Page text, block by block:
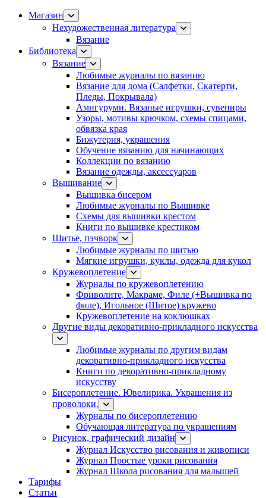
Магазин
Нехудожественная литература
Вязание
Библиотека
Вязание
Любимые журналы по вязанию
Вязание для дома (Салфетки, Скатерти,
Пледы, Покрывала)
Амигуруми. Вязаные игрушки, сувениры
Узоры, мотивы крючком, схемы спицами,
обвязка края
Бижутерия, украшения
Обучение вязанию для начинающих
Коллекции по вязанию
Вязание одежды, аксессуаров
Вышивание
Вышивка бисером
Любимые журналы по Вышивке
Схемы для вышивки крестом
Книги по вышивке крестиком
Шитье, пэчворк
Любимые журналы по шитью
Мягкие игрушки, куклы, одежда для кукол
Кружевоплетение
Журналы по кружевоплетению
Фриволите, Макраме, Филе (+Вышивка по
филе), Игольное (Шитое) кружево
Кружевоплетение на коклюшках
Другие виды декоративно-прикладного искусства
Любимые журналы по другим видам
декоративно-прикладного искусства
Книги по декоративно-прикладному
искусству
Бисероплетение. Ювелирика. Украшения из
проволоки.
Журналы по бисероплетению
Обучающая литература по украшениям
Рисунок, графический дизайн
Журнал Искусство рисования и живописи
Журнал Простые уроки рисования
Журнал Школа рисования для малышей
Тарифы
Статьи